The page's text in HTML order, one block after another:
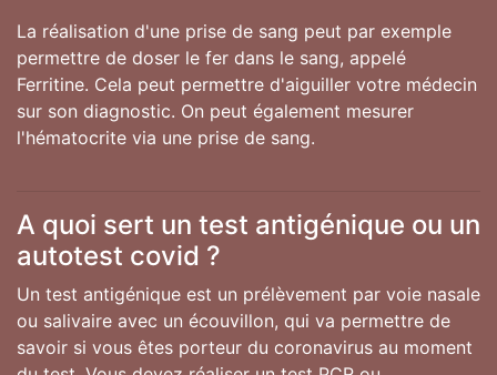
La réalisation d'une prise de sang peut par exemple
permettre de doser le fer dans le sang, appelé
Ferritine. Cela peut permettre d'aiguiller votre médecin
sur son diagnostic. On peut également mesurer
l'hématocrite via une prise de sang.
A quoi sert un test antigénique ou un
autotest covid ?
Un test antigénique est un prélèvement par voie nasale
ou salivaire avec un écouvillon, qui va permettre de
savoir si vous êtes porteur du coronavirus au moment